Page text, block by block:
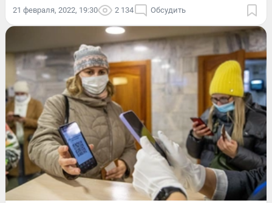
21 февраля, 2022, 19:30 2 134 Обсудить